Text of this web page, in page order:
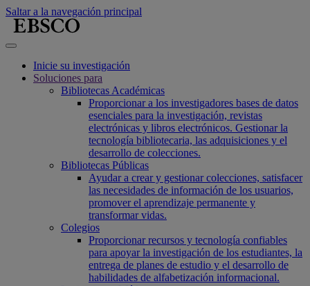
Saltar a la navegación principal
Inicie su investigación
Soluciones para
Bibliotecas Académicas
Proporcionar a los investigadores bases de datos
esenciales para la investigación, revistas
electrónicas y libros electrónicos. Gestionar la
tecnología bibliotecaria, las adquisiciones y el
desarrollo de colecciones.
Bibliotecas Públicas
Ayudar a crear y gestionar colecciones, satisfacer
las necesidades de información de los usuarios,
promover el aprendizaje permanente y
transformar vidas.
Colegios
Proporcionar recursos y tecnología confiables
para apoyar la investigación de los estudiantes, la
entrega de planes de estudio y el desarrollo de
habilidades de alfabetización informacional.